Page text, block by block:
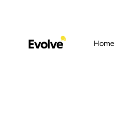
Home